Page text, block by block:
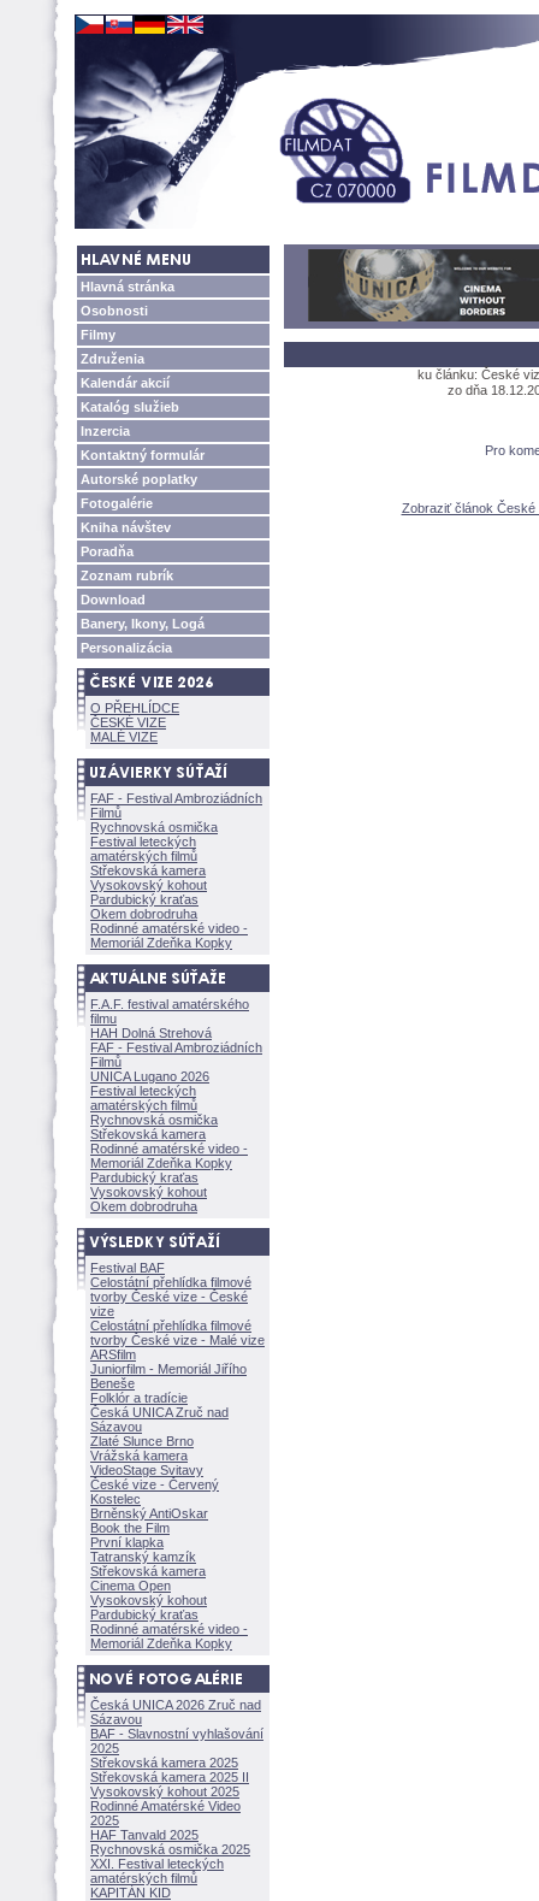
Hlavná stránka
Osobnosti
Filmy
Združenia
Kalendár akcií
Katalóg služieb
Inzercia
Kontaktný formulár
Autorské poplatky
Fotogalérie
Kniha návštev
Poradňa
Zoznam rubrík
Download
Banery, Ikony, Log
Personalizácia
O PŘEHLÍDCE
ČESKÉ VIZE
MALÉ VIZE
FAF - Festival Ambroziádních
Filmů
Rychnovská osmička
Festival leteckých
amatérských filmů
Střekovská kamera
Vysokovský kohout
Pardubický kraťas
Okem dobrodruha
Rodinné amatérské video -
Memoriál Zdeňka Kopky
F.A.F. festival amatérského
filmu
HAH Dolná Strehov
FAF - Festival Ambroziádních
Filmů
UNICA Lugano 2026
Festival leteckých
amatérských filmů
Rychnovská osmička
Střekovská kamera
Rodinné amatérské video -
Memoriál Zdeňka Kopky
Pardubický kraťas
Vysokovský kohout
Okem dobrodruha
Festival BAF
Celostátní přehlídka filmové
tvorby České vize - České
vize
Celostátní přehlídka filmové
tvorby České vize - Malé vize
ARSfilm
Juniorfilm - Memoriál Jiřího
Beneše
Folklór a tradície
Česká UNICA Zruč nad
Sázavou
Zlaté Slunce Brno
Vrážská kamera
VideoStage Svitavy
České vize - Červený
Kostelec
Brněnský AntiOskar
Book the Film
První klapka
Tatranský kamzík
Střekovská kamera
Cinema Open
Vysokovský kohout
Pardubický kraťas
Rodinné amatérské video -
Memoriál Zdeňka Kopky
Česká UNICA 2026 Zruč nad
Sázavou
BAF - Slavnostní vyhlašování
2025
Střekovská kamera 2025
Střekovská kamera 2025 II
Vysokovský kohout 2025
Rodinné Amatérské Video
2025
HAF Tanvald 2025
Rychnovská osmička 2025
XXI. Festival leteckých
amatérských filmů
KAPITÁN KID
ku článku: České
zo dňa
Pro
Zobraziť článok